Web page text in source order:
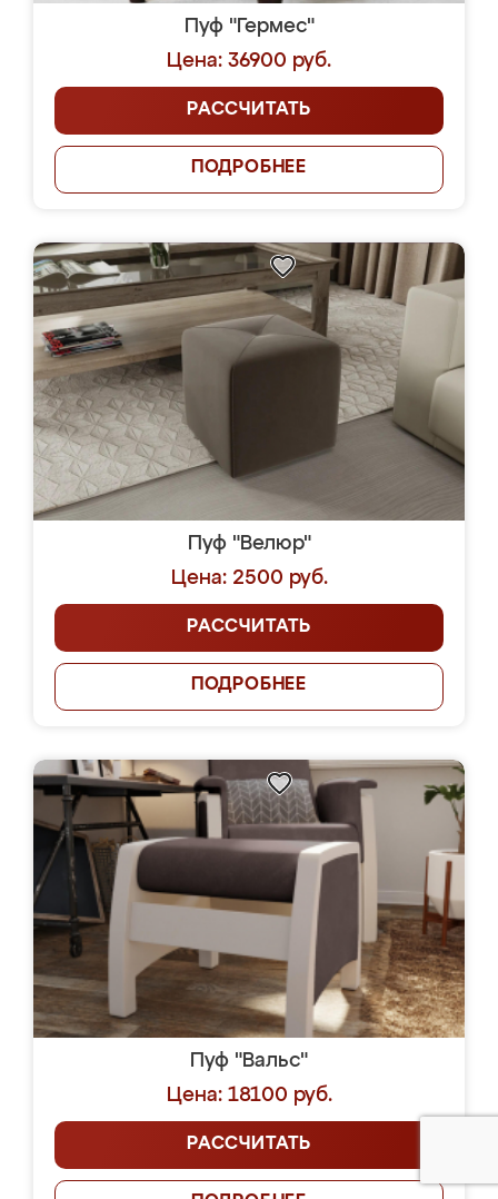
Пуф "Гермес"
Цена: 36900 руб.
РАССЧИТАТЬ
ПОДРОБНЕЕ
Пуф "Велюр"
Цена: 2500 руб.
РАССЧИТАТЬ
ПОДРОБНЕЕ
Пуф "Вальс"
Цена: 18100 руб.
РАССЧИТАТЬ